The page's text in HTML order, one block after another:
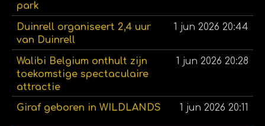
park
Duinrell organiseert 2,4 uur
van Duinrell
1 jun 2026 20:44
Walibi Belgium onthult zijn
toekomstige spectaculaire
attractie
1 jun 2026 20:28
Giraf geboren in WILDLANDS 1 jun 2026 20:11